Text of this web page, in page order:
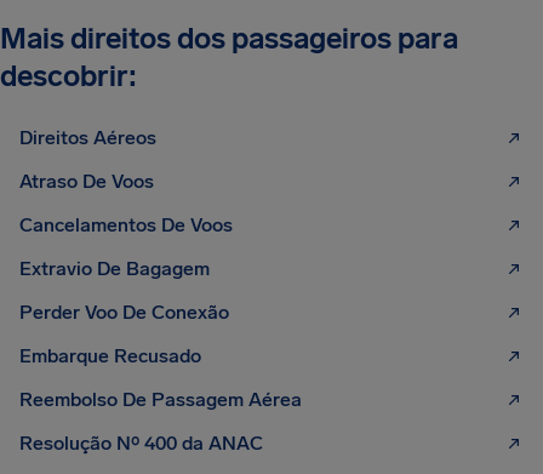
Mais direitos dos passageiros para
descobrir:
Direitos Aéreos
Atraso De Voos
Cancelamentos De Voos
Extravio De Bagagem
Perder Voo De Conexão
Embarque Recusado
Reembolso De Passagem Aérea
Resolução Nº 400 da ANAC